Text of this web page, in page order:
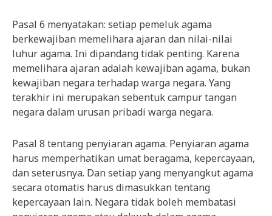
Pasal 6 menyatakan: setiap pemeluk agama
berkewajiban memelihara ajaran dan nilai-nilai
luhur agama. Ini dipandang tidak penting. Karena
memelihara ajaran adalah kewajiban agama, bukan
kewajiban negara terhadap warga negara. Yang
terakhir ini merupakan sebentuk campur tangan
negara dalam urusan pribadi warga negara.
Pasal 8 tentang penyiaran agama. Penyiaran agama
harus memperhatikan umat beragama, kepercayaan,
dan seterusnya. Dan setiap yang menyangkut agama
secara otomatis harus dimasukkan tentang
kepercayaan lain. Negara tidak boleh membatasi